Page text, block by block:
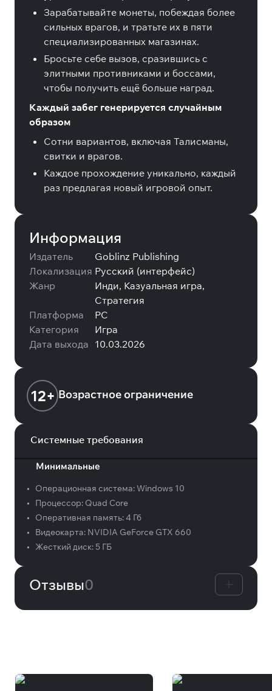
Зарабатывайте монеты, побеждая более
сильных врагов, и тратьте их в пяти
специализированных магазинах.
Бросьте себе вызов, сразившись с
элитными противниками и боссами,
чтобы получить ещё больше наград.
Каждый забег генерируется случайным
образом
Сотни вариантов, включая Талисманы,
свитки и врагов.
Каждое прохождение уникально, каждый
раз предлагая новый игровой опыт.
Информация
Издатель
Goblinz Publishing
Локализация Русский (интерфейс)
Жанр
Инди, Казуальная игра,
Стратегия
Платформа
PC
Категория
Игра
Дата выхода 10.03.2026
12+ Возрастное ограничение
Системные требования
Минимальные
• Операционная система:Windows 10
•
Процессор: Quad Core
•
Оперативная память:4 Гб
•
Видеокарта: NVIDIA GeForce GTX 660
•
Жесткий диск: 5 ГБ
Отзывы0